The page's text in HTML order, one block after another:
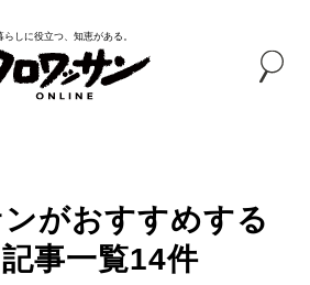
らしに役立つ、知恵がある。
がおすすめする
事一覧14件